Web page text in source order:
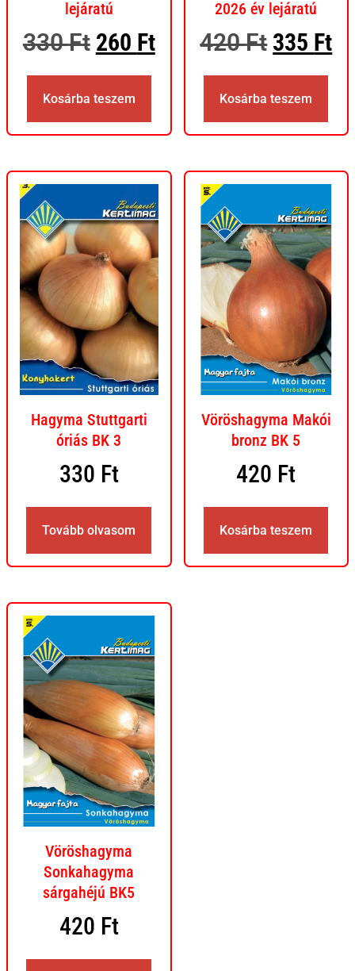
lejáratú
330Ft 260 Ft
Kosárba teszem
2026 év lejáratú
420Ft 335 Ft
Kosárba teszem
Hagyma Stuttgarti
óriás BK 3
330 Ft
Tovább olvasom
Vöröshagyma Makói
bronz BK 5
420 Ft
Kosárba teszem
Vöröshagyma
Sonkahagyma
sárgahéjú BK5
420 Ft